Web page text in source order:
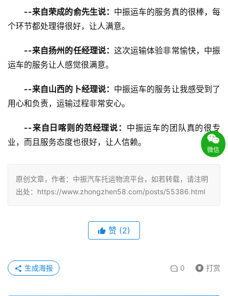
--来自荣成的俞先生说： 中振运车的服务真的很棒，每
个环节都处理得很好，让人满意。
--来自扬州的任经理说： 这次运输体验非常愉快，中振
运车的服务让人感觉很满意。
--来自山西的卜经理说： 中振运车的服务让我感受到了
用心和负责，运输过程非常安心。
--来自日喀则的范经理说： 中振运车的团队真的很专
业，而且服务态度也很好，让人信赖。
原创文章，作者：中振汽车托运物流平台，如若转载，请注明
出处：https://www.zhongzhen58.com/posts/55386.html
赞 (2)
0 打赏
生成海报
微信